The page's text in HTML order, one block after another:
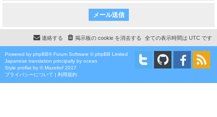
全ての表示時間は UTC です
掲示板の cookie を消去する
連絡する
Powered by phpBB® Forum Software © phpBB Limited
Japanese translation principally by ocean
Style proflat by ©Mazeltof 2017
プライバシーについて | 利用規約